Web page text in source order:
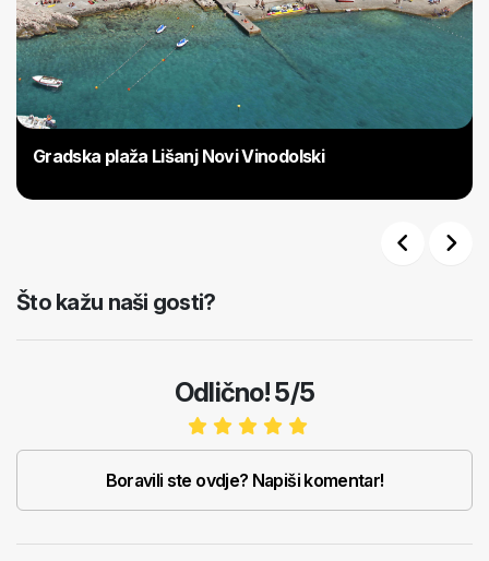
Gradska plaža Lišanj Novi Vinodolski
Što kažu naši gosti?
Odlično! 5/5
Boravili ste ovdje? Napiši komentar!